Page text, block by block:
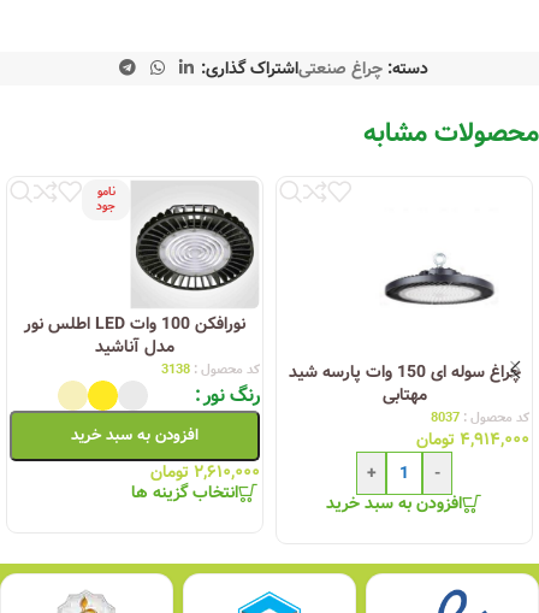
دسته: چراغ صنعتیاشتراک گذاری:
محصولات مشابه
چراغ سوله ای 150 وات پارسه شید
مهتابی
کد محصول : 8037
۴,۹۱۴,۰۰۰ تومان
-
+
افزودن به سبد خرید
نامو
جود
نورافکن 100 وات LED اطلس نور
مدل آناشید
کد محصول : 3138
رنگ نور
افزودن به سبد خرید
۲,۶۱۰,۰۰۰ تومان
انتخاب گزینه ها